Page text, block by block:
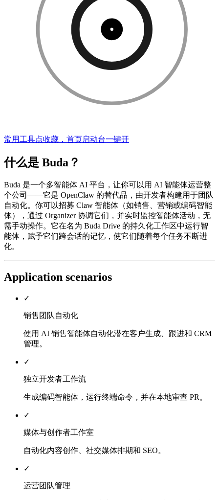
常用工具点收藏，首页启动台一键开
什么是 Buda？
Buda 是一个多智能体 AI 平台，让你可以用 AI 智能体运营整
个公司——它是 OpenClaw 的替代品，由开发者构建用于团队
自动化。你可以招募 Claw 智能体（如销售、营销或编码智能
体），通过 Organizer 协调它们，并实时监控智能体活动，无
需手动操作。它在名为 Buda Drive 的持久化工作区中运行智
能体，赋予它们跨会话的记忆，使它们随着每个任务不断进
化。
Application scenarios
✓
销售团队自动化
使用 AI 销售智能体自动化潜在客户生成、跟进和 CRM
管理。
✓
独立开发者工作流
生成编码智能体，运行终端命令，并在本地审查 PR。
✓
媒体与创作者工作室
自动化内容创作、社交媒体排期和 SEO。
✓
运营团队管理